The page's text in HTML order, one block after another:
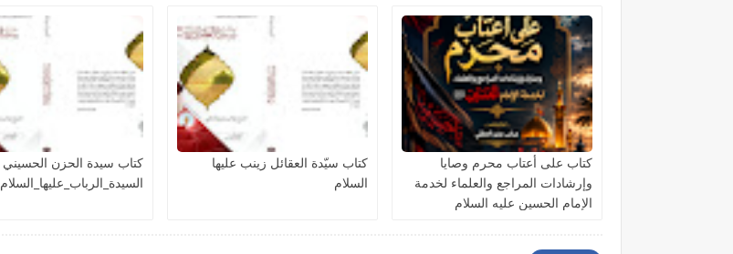
كتاب على أعتاب محرم وصايا
وإرشادات المراجع والعلماء لخدمة
الإمام الحسين عليه السلام
كتاب سيّدة العقائل زينب عليها
السلام
كتاب سيدة الحزن الحسيني
السيدة_الرباب_عليها_السلام